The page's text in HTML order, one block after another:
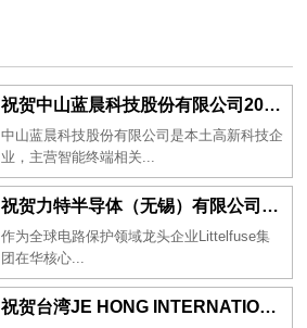
祝贺中山蓝晨科技股份有限公司2026年一次性成功通过BSCI验厂-B级
中山蓝晨科技股份有限公司是本土高新科技企
业，主营智能终端相关...
祝贺力特半导体（无锡）有限公司2026年一次性成功通过RBA-VAP认证审核并取得170.2分
作为全球电路保护领域龙头企业Littelfuse集
团在华核心...
祝贺台湾JE HONG INTERNATIONAL TEXTILE CO., LTD 2026年一次性成功通过GRS认证